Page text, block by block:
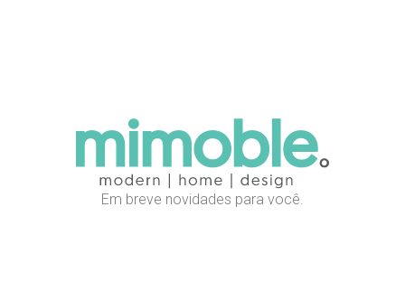
Em breve novidades para você.